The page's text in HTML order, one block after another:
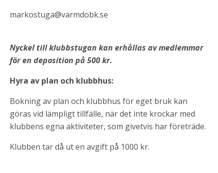
markostuga@varmdobk.se
Nyckel till klubbstugan kan erhållas av medlemmar
för en deposition på 500 kr.
Hyra av plan och klubbhus:
Bokning av plan och klubbhus för eget bruk kan
göras vid lämpligt tillfälle, när det inte krockar med
klubbens egna aktiviteter, som givetvis har företräde.
Klubben tar då ut en avgift på 1000 kr.